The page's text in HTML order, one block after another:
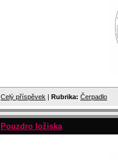
Celý příspěvek | Rubrika: Čerpadlo
Pouzdro ložiska